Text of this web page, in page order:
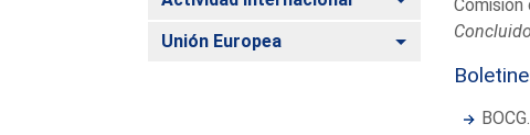
Unión Europea Alternar
Comisión